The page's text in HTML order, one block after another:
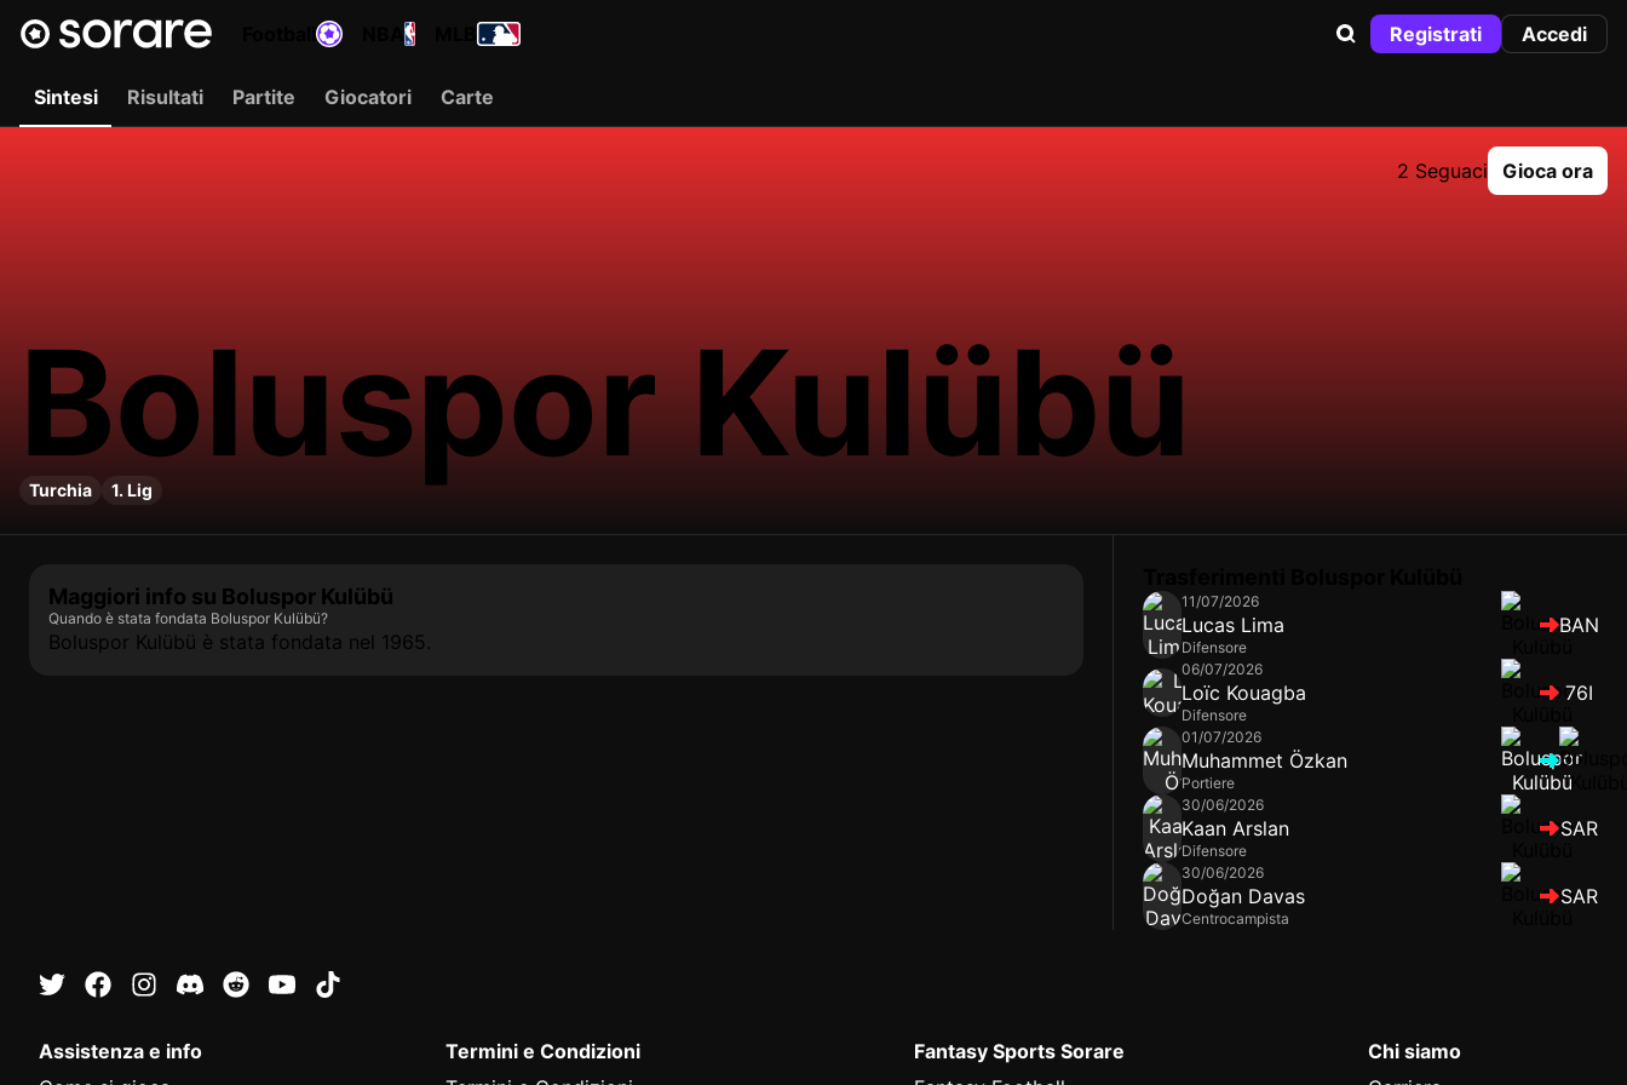
Registrati Accedi
Sintesi Risultati Partite Giocatori Carte
2 Seguaci Gioca ora
Boluspor Kulübü
Turchia 1. Lig
Maggiori info su Boluspor Kulübü
Quando è stata fondata Boluspor Kulübü?
Boluspor Kulübü è stata fondata nel 1965.
11/07/2026
Lucas Lima
Difensore
BAN
06/07/2026
Loïc Kouagba
Difensore
76I
01/07/2026
Muhammet Özkan
Portiere
30/06/2026
Kaan Arslan
Difensore
SAR
30/06/2026
Doğan Davas
Centrocampista
SAR
Assistenza e info
Termini e Condizioni
Fantasy Sports Sorare
Chi siamo